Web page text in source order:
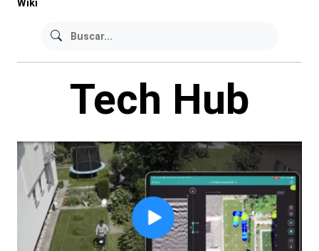
Wiki
Tech Hub